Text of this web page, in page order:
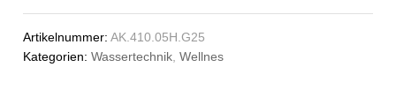
Artikelnummer:AK.410.05H.G25
Kategorien:Wassertechnik,Wellnes